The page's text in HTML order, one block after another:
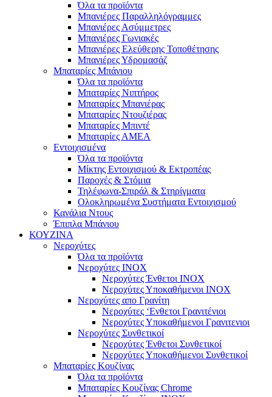
Όλα τα προϊόντα
Μπανιέρες Παραλληλόγραμμες
Μπανιέρες Ασύμμετρες
Μπανιέρες Γωνιακές
Μπανιέρες Ελεύθερης Τοποθέτησης
Μπανιέρες Υδρομασάζ
Μπαταρίες Μπάνιου
Όλα τα προϊόντα
Μπαταρίες Νιπτήρος
Μπαταρίες Μπανιέρας
Μπαταρίες Ντουζιέρας
Μπαταρίες Μπιντέ
Μπαταρίες ΑΜΕΑ
Εντοιχισμένα
Όλα τα προϊόντα
Μίκτης Εντοιχισμού & Εκτροπέας
Παροχές & Στόμια
Τηλέφωνα-Σπιράλ & Στηρίγματα
Ολοκληρωμένα Συστήματα Εντοιχισμού
Κανάλια Ντους
Έπιπλα Μπάνιου
ΚΟΥΖΙΝΑ
Νεροχύτες
Όλα τα προϊόντα
Νεροχύτες ΙΝΟΧ
Νεροχύτες Ένθετοι INOX
Νεροχύτες Υποκαθήμενοι INOX
Νεροχύτες απο Γρανίτη
Νεροχύτες ‘Ενθετοι Γρανιτένιοι
Νεροχύτες Υποκαθήμενοι Γρανιτενιοι
Νεροχύτες Συνθετικοί
Νεροχύτες Ένθετοι Συνθετικοί
Νεροχύτες Υποκαθήμενοι Συνθετικοί
Μπαταρίες Κουζίνας
Όλα τα προϊόντα
Μπαταρίες Κουζίνας Chrome